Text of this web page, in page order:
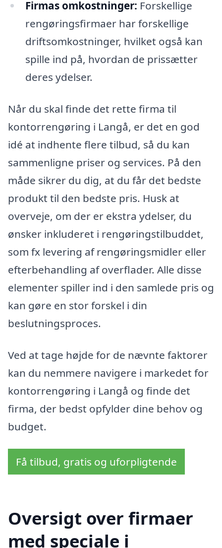
Firmas omkostninger: Forskellige
rengøringsfirmaer har forskellige
driftsomkostninger, hvilket også kan
spille ind på, hvordan de prissætter
deres ydelser.
Når du skal finde det rette firma til
kontorrengøring i Langå, er det en god
idé at indhente flere tilbud, så du kan
sammenligne priser og services. På den
måde sikrer du dig, at du får det bedste
produkt til den bedste pris. Husk at
overveje, om der er ekstra ydelser, du
ønsker inkluderet i rengøringstilbuddet,
som fx levering af rengøringsmidler eller
efterbehandling af overflader. Alle disse
elementer spiller ind i den samlede pris og
kan gøre en stor forskel i din
beslutningsproces.
Ved at tage højde for de nævnte faktorer
kan du nemmere navigere i markedet for
kontorrengøring i Langå og finde det
firma, der bedst opfylder dine behov og
budget.
Få tilbud, gratis og uforpligtende
Oversigt over firmaer
med speciale i